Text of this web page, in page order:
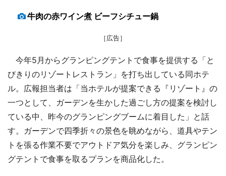
牛肉の赤ワイン煮 ビーフシチュー鍋
［広告］
今年5月からグランピングテントで食事を提供する「と
びきりのリゾートレストラン」を打ち出している同ホテ
ル。広報担当者は「当ホテルが提案できる『リゾート』の
一つとして、ガーデンを生かした過ごし方の提案を検討し
ている中、昨今のグランピングブームに着目した」と話
す。ガーデンで四季折々の景色を眺めながら、道具やテン
トを張る作業不要でアウトドア気分を楽しみ、グランピン
グテントで食事を取るプランを商品化した。